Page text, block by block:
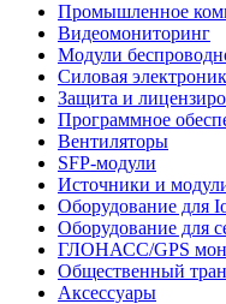
Промышленное
Видеомониторинг
Модули
Силовая
Защита и
Программное
Вентиляторы
SFP-модули
Источники и
Оборудование для
Оборудование для
ГЛОНАСС/GPS
Общественный
Аксессуары